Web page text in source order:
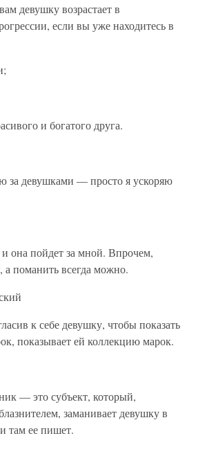
девушку возрастает в
если вы уже находитесь в
и богатого друга.
за девушками — просто я ускоряю
она пойдет за мной. Впрочем,
а поманить всегда можно.
к себе девушку, чтобы показать
показывает ей коллекцию марок.
— это субъект, который,
заманивает девушку в
там ее пишет.